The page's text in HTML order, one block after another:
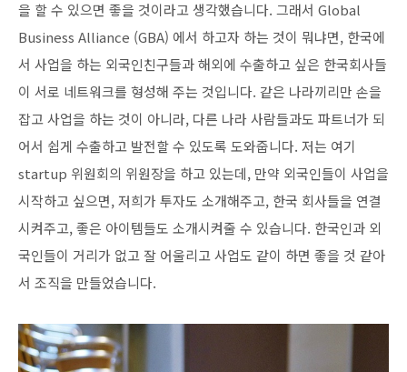
을 할 수 있으면 좋을 것이라고 생각했습니다. 그래서 Global
Business Alliance (GBA) 에서 하고자 하는 것이 뭐냐면, 한국에
서 사업을 하는 외국인친구들과 해외에 수출하고 싶은 한국회사들
이 서로 네트워크를 형성해 주는 것입니다. 같은 나라끼리만 손을
잡고 사업을 하는 것이 아니라, 다른 나라 사람들과도 파트너가 되
어서 쉽게 수출하고 발전할 수 있도록 도와줍니다. 저는 여기
startup 위원회의 위원장을 하고 있는데, 만약 외국인들이 사업을
시작하고 싶으면, 저희가 투자도 소개해주고, 한국 회사들을 연결
시켜주고, 좋은 아이템들도 소개시켜줄 수 있습니다. 한국인과 외
국인들이 거리가 없고 잘 어울리고 사업도 같이 하면 좋을 것 같아
서 조직을 만들었습니다.